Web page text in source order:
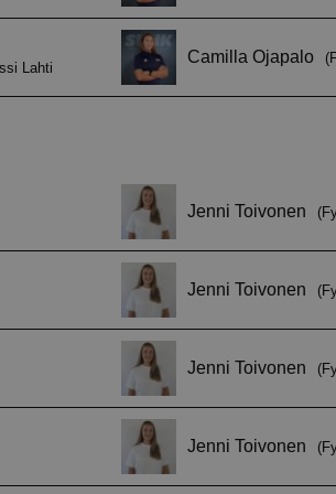
heidän mieltymyksiään
kunnioitetaan tulevissa
istunnoissa.
57 sekuntia
Tätä evästettä käytetään
erottamaan ihmiset ja botit. Tämä
Tätä evästettä käytetään
erottamaan ihmiset ja botit. Tämä
on hyödyllistä verkkosivustolle,
jotta voidaan tehdä päteviä
raportteja verkkosivuston
käytöstä.
Tätä evästettä käytetään
erottamaan ihmiset ja botit. Tämä
on hyödyllistä verkkosivustolle,
jotta voidaan tehdä päteviä
raportteja verkkosivuston
käytöstä.
29 minuuttia
Tätä evästettä käytetään
erottamaan ihmiset ja botit. Tämä
on hyödyllistä verkkosivustolle,
jotta voidaan tehdä päteviä
raportteja verkkosivuston
käytöstä.